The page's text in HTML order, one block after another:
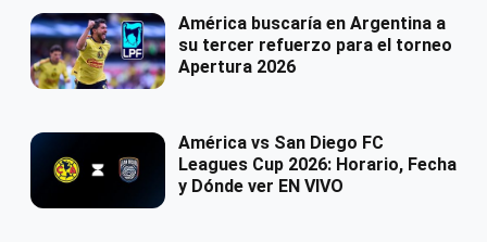
América buscaría en Argentina a
su tercer refuerzo para el torneo
Apertura 2026
América vs San Diego FC
Leagues Cup 2026: Horario, Fecha
y Dónde ver EN VIVO